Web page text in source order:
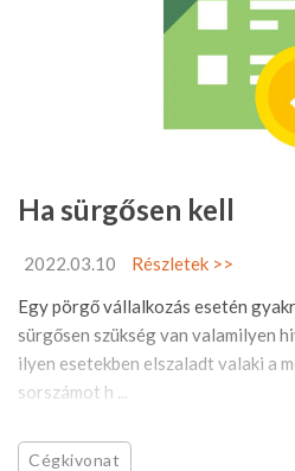
Ha sürgősen kell
2022.03.10
Részletek >>
Egy pörgő vállalkozás esetén
sürgősen szükség van valamilyen
ilyen esetekben elszaladt valaki a
sorszámot h ...
Cégkivonat